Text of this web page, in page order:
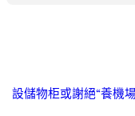
設儲物柜或謝絕“養機